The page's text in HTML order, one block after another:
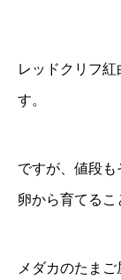
レッドクリフ
す。
ですが、値段
卵から育てるこ
メダカのたま